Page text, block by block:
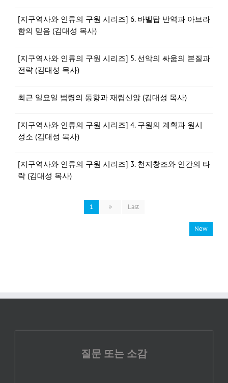
[지구역사와 인류의 구원 시리즈] 6. 바벨탑 반역과 아브라
함의 믿음 (김대성 목사)
[지구역사와 인류의 구원 시리즈] 5. 선악의 싸움의 본질과
전략 (김대성 목사)
최근 일요일 법령의 동향과 재림신앙 (김대성 목사)
[지구역사와 인류의 구원 시리즈] 4. 구원의 계획과 원시
성소 (김대성 목사)
[지구역사와 인류의 구원 시리즈] 3. 천지창조와 인간의 타
락 (김대성 목사)
1 » Last
New
질문 또는 소감